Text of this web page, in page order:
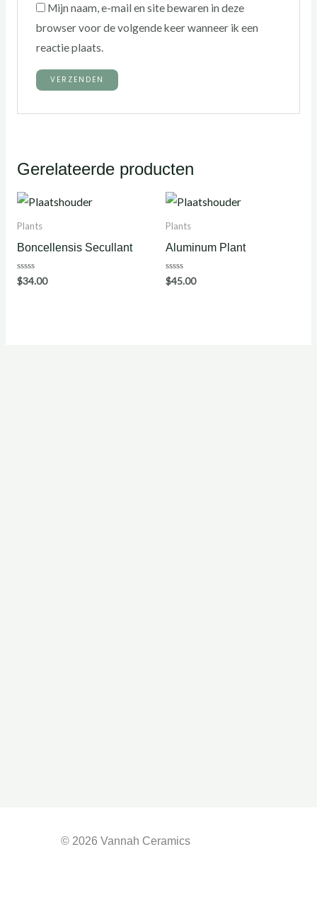
Mijn naam, e-mail en site bewaren in deze
browser voor de volgende keer wanneer ik een
reactie plaats.
Gerelateerde producten
Plants
Boncellensis Secullant
Waardering
0
$34.00
Plants
Aluminum Plant
Waardering
0
$45.00
© 2026 Vannah Ceramics